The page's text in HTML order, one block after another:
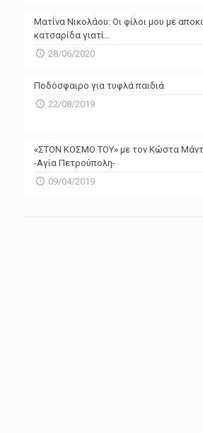
Ματίνα Νικολάου: Οι φίλοι μου με
κατσαρίδα γιατί…
28/06/2020
Ποδόσφαιρο για τυφλά παιδιά
22/08/2019
«ΣΤΟΝ ΚΟΣΜΟ ΤΟΥ» με τον Κώστα
-Αγία Πετρούπολη-
09/04/2019